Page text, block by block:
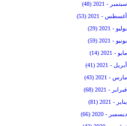
سبتمبر - 2021 (48)
أغسطس - 2021 (53)
يوليو - 2021 (29)
يونيو - 2021 (59)
مايو - 2021 (14)
أبريل - 2021 (41)
مارس - 2021 (43)
فبراير - 2021 (68)
يناير - 2021 (81)
ديسمبر - 2020 (66)